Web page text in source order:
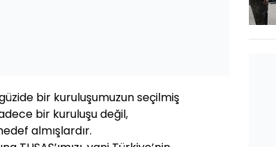
bir kuruluşumuzun seçilmiş
bir kuruluşu değil,
almışlardır.